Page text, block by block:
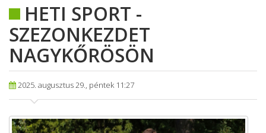
HETI SPORT -
SZEZONKEZDET
NAGYKŐRÖSÖN
2025. augusztus 29., péntek 11:27